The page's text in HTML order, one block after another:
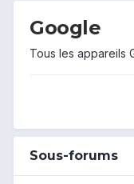
Google
Tous les appareils
Sous-forums